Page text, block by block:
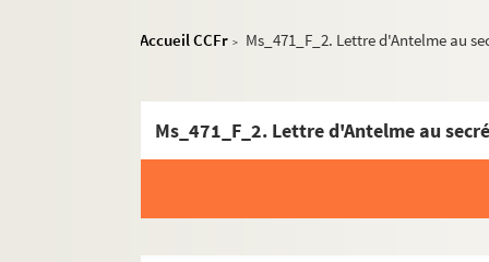
Accueil CCFr > Ms_471_F_2. Lettre d'Antelme au
Ms_471_F_2. Lettre d'Antelme au